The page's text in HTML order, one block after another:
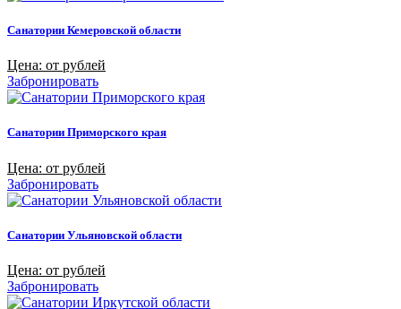
Санатории Кемеровской области
Цена: от рублей
Забронировать
Санатории Приморского края
Цена: от рублей
Забронировать
Санатории Ульяновской области
Цена: от рублей
Забронировать